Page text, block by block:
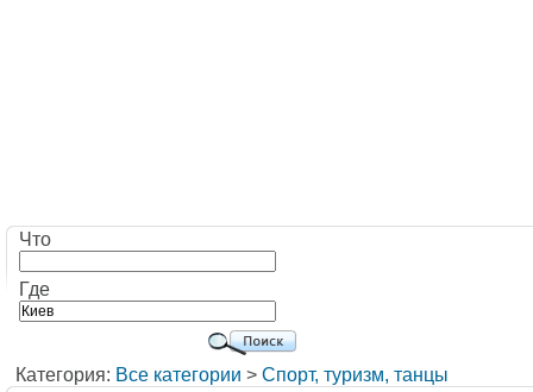
Что
Где
Категория: Все категории > Cпорт, туризм, танцы